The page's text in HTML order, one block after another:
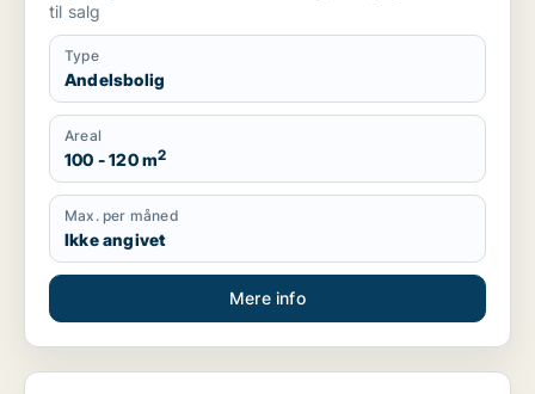
til salg
Type
Andelsbolig
Areal
100 - 120 m2
Max. per måned
Ikke angivet
Mere info